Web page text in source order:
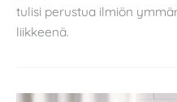
tulisi perustua ilmiön
liikkeenä.